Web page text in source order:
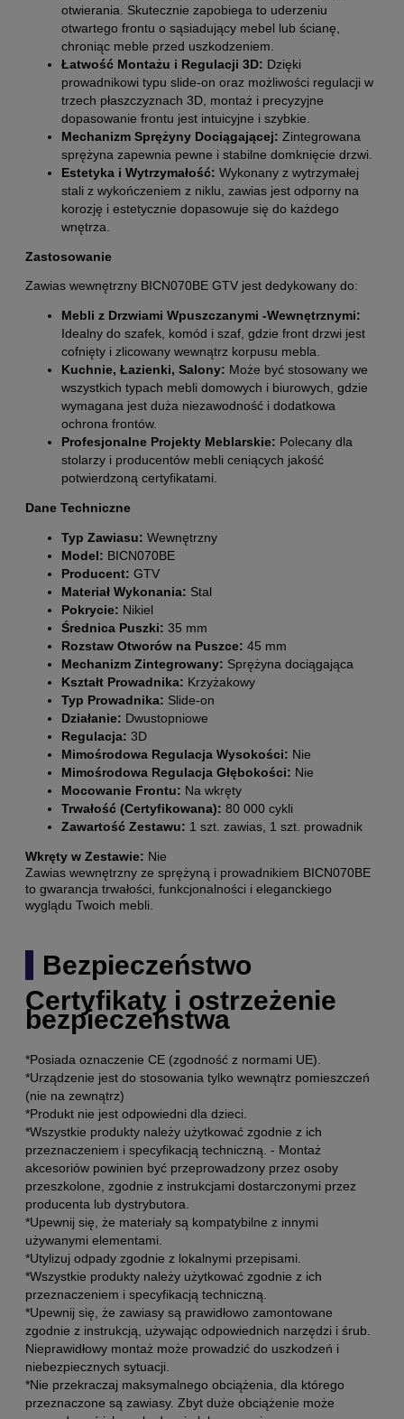
otwierania. Skutecznie zapobiega to uderzeniu
otwartego frontu o sąsiadujący mebel lub ścianę,
chroniąc meble przed uszkodzeniem.
Łatwość Montażu i Regulacji 3D: Dzięki
prowadnikowi typu slide-on oraz możliwości regulacji w
trzech płaszczyznach 3D, montaż i precyzyjne
dopasowanie frontu jest intuicyjne i szybkie.
Mechanizm Sprężyny Dociągającej: Zintegrowana
sprężyna zapewnia pewne i stabilne domknięcie drzwi.
Estetyka i Wytrzymałość: Wykonany z wytrzymałej
stali z wykończeniem z niklu, zawias jest odporny na
korozję i estetycznie dopasowuje się do każdego
wnętrza.
Zastosowanie
Zawias wewnętrzny BICN070BE GTV jest dedykowany do:
Mebli z Drzwiami Wpuszczanymi -Wewnętrznymi:
Idealny do szafek, komód i szaf, gdzie front drzwi jest
cofnięty i zlicowany wewnątrz korpusu mebla.
Kuchnie, Łazienki, Salony: Może być stosowany we
wszystkich typach mebli domowych i biurowych, gdzie
wymagana jest duża niezawodność i dodatkowa
ochrona frontów.
Profesjonalne Projekty Meblarskie: Polecany dla
stolarzy i producentów mebli ceniących jakość
potwierdzoną certyfikatami.
Dane Techniczne
Typ Zawiasu: Wewnętrzny
Model: BICN070BE
Producent: GTV
Materiał Wykonania: Stal
Pokrycie: Nikiel
Średnica Puszki: 35 mm
Rozstaw Otworów na Puszce: 45 mm
Mechanizm Zintegrowany: Sprężyna dociągająca
Kształt Prowadnika: Krzyżakowy
Typ Prowadnika: Slide-on
Działanie: Dwustopniowe
Regulacja: 3D
Mimośrodowa Regulacja Wysokości: Nie
Mimośrodowa Regulacja Głębokości: Nie
Mocowanie Frontu: Na wkręty
Trwałość (Certyfikowana): 80 000 cykli
Zawartość Zestawu: 1 szt. zawias, 1 szt. prowadnik
Wkręty w Zestawie: Nie
Zawias wewnętrzny ze sprężyną i prowadnikiem BICN070BE
to gwarancja trwałości, funkcjonalności i eleganckiego
wyglądu Twoich mebli.
Bezpieczeństwo
Certyfikaty i ostrzeżenie
bezpieczeństwa
*Posiada oznaczenie CE (zgodność z normami UE).
*Urządzenie jest do stosowania tylko wewnątrz pomieszczeń
(nie na zewnątrz)
*Produkt nie jest odpowiedni dla dzieci.
*Wszystkie produkty należy użytkować zgodnie z ich
przeznaczeniem i specyfikacją techniczną. - Montaż
akcesoriów powinien być przeprowadzony przez osoby
przeszkolone, zgodnie z instrukcjami dostarczonymi przez
producenta lub dystrybutora.
*Upewnij się, że materiały są kompatybilne z innymi
używanymi elementami.
*Utylizuj odpady zgodnie z lokalnymi przepisami.
*Wszystkie produkty należy użytkować zgodnie z ich
przeznaczeniem i specyfikacją techniczną.
*Upewnij się, że zawiasy są prawidłowo zamontowane
zgodnie z instrukcją, używając odpowiednich narzędzi i śrub.
Nieprawidłowy montaż może prowadzić do uszkodzeń i
niebezpiecznych sytuacji.
*Nie przekraczaj maksymalnego obciążenia, dla którego
przeznaczone są zawiasy. Zbyt duże obciążenie może